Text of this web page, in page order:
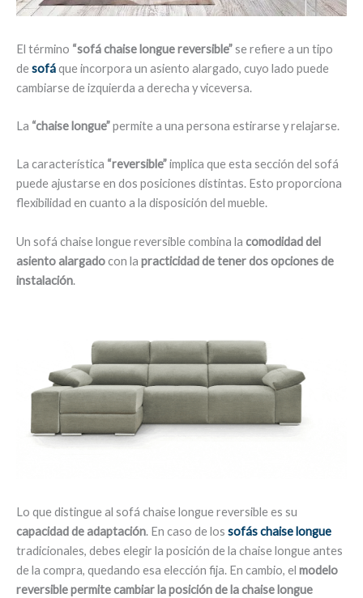
El término “sofá chaise longue reversible”se refiere a un tipo
desofáque incorpora un asiento alargado, cuyo lado puede
cambiarse de izquierda a derecha y viceversa.
La “chaise longue”permite a una persona estirarse y relajarse.
La característica “reversible”implica que esta sección del sofá
puede ajustarse en dos posiciones distintas. Esto proporciona
flexibilidad en cuanto a la disposición del mueble.
Un sofá chaise longue reversible combina la comodidad del
asiento alargadocon la practicidad de tener dos opciones de
instalación.
Lo que distingue al sofá chaise longue reversible es su
capacidad de adaptación. En caso de los sofás chaise longue
tradicionales, debes elegir la posición de la chaise longue antes
de la compra, quedando esa elección fija. En cambio, el modelo
reversible permite cambiar la posición de la chaise longue